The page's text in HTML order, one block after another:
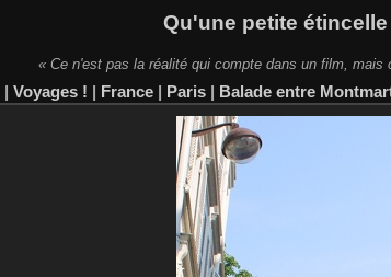
Qu'une petite
« Ce n'est pas la réalité qui compte dans un film, mais
| Voyages ! | France | Paris | Balade entre